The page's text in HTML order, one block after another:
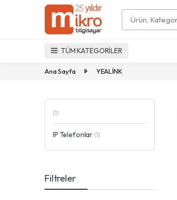
Search
TÜM KATEGORİLER
Ana Sayfa YEALİNK
(1)
IP Telefonlar (1)
Filtreler